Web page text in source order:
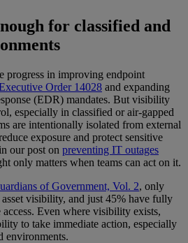
for classified and
progress in improving endpoint
Order 14028 and expanding
(EDR) mandates. But visibility
especially in classified or air-gapped
are intentionally isolated from external
exposure and protect sensitive
our post on preventing IT outages
only matters when teams can act on it.
of Government, Vol. 2, only
visibility, and just 45% have fully
access. Even where visibility exists,
to take immediate action, especially
environments.